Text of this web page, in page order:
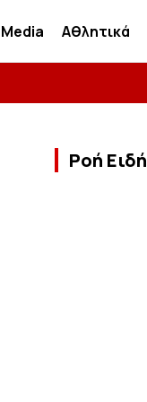
Media Αθλητικά
Ροή